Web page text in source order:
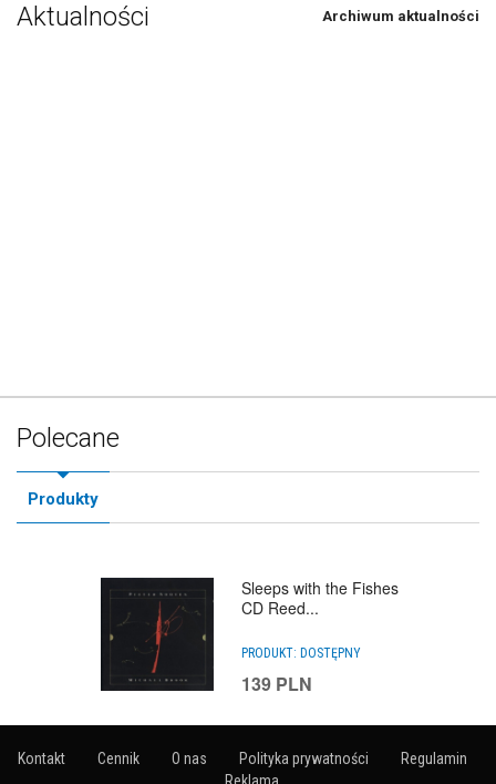
Aktualności Archiwum aktualności
Polecane
Produkty
Sleeps with the Fishes
CD Reed...
PRODUKT: DOSTĘPNY
139 PLN
Kontakt Cennik O nas Polityka prywatności
Regulamin